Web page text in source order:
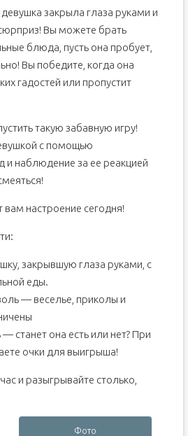
закрыла глаза руками и
Вы можете брать
блюда, пусть она пробует,
Вы победите, когда она
гадостей или пропустит
такую забавную игру!
с помощью
и наблюдение за ее реакцией
вам настроение сегодня!
закрывшую глаза руками, с
еды.
— веселье, приколы и
— станет она есть или нет? При
очки для выигрыша!
и разыгрывайте столько,
Фото